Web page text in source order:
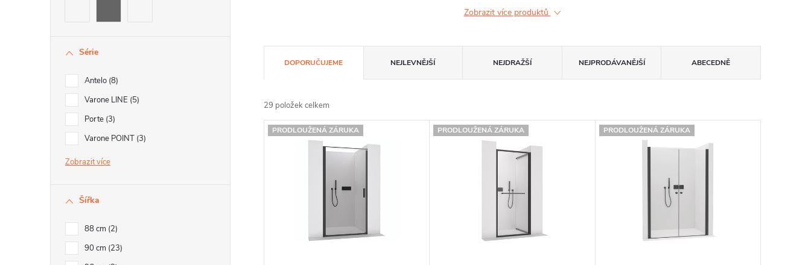
Série
Antelo 8
Varone LINE 5
Porte 3
Varone POINT 3
Zobrazit
Šířka
88 cm 2
90 cm 23
Zobrazit více produktů
a
z
e
DOPORUČUJEME NEJLEVNĚJŠÍ NEJDRAŽŠÍ NEJPRODÁVANĚJŠÍ ABECEDNĚ
29 položek celkem
VPRODLOUŽENÁ ZÁRUKA PRODLOUŽENÁ ZÁRUKA PRODLOUŽENÁ ZÁRUKA